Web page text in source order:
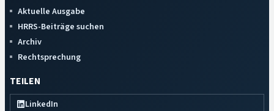
Aktuelle Ausgabe
HRRS-Beiträge suchen
Archiv
Rechtsprechung
TEILEN
LinkedIn